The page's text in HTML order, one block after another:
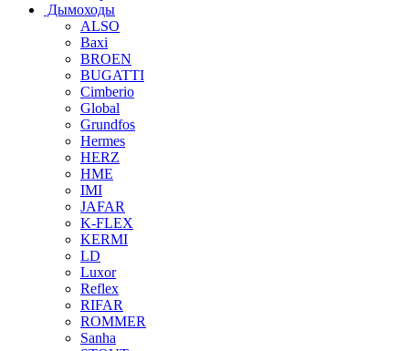
Дымоходы
ALSO
Baxi
BROEN
BUGATTI
Cimberio
Global
Grundfos
Hermes
HERZ
HME
IMI
JAFAR
K-FLEX
KERMI
LD
Luxor
Reflex
RIFAR
ROMMER
Sanha